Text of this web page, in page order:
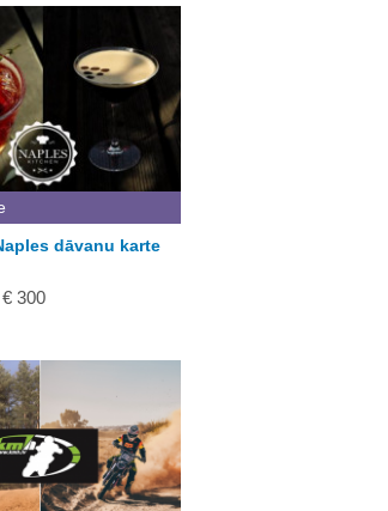
dāvanu karte
300